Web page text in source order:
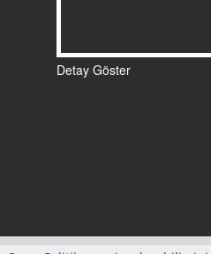
Detay Göster